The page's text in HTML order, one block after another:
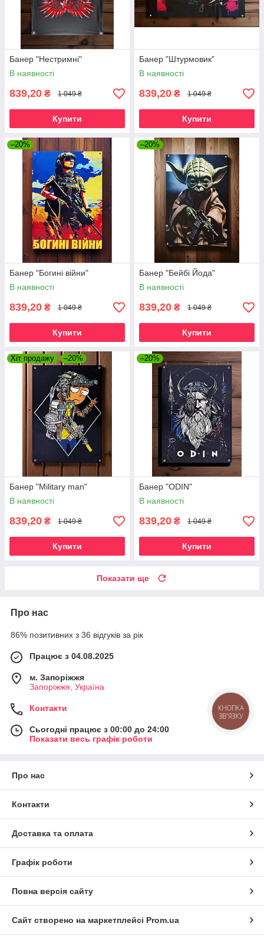
Банер "Нестримні"
В наявності
839,20 ₴ 1 049 ₴
Купити
Банер "Штурмовик"
В наявності
839,20 ₴ 1 049 ₴
Купити
–20%
Банер "Богині війни"
В наявності
839,20 ₴ 1 049 ₴
Купити
–20%
Банер "Бейбі Йода"
В наявності
839,20 ₴ 1 049 ₴
Купити
Хіт продажу –20%
Банер "Military man"
В наявності
839,20 ₴ 1 049 ₴
Купити
–20%
Банер "ODIN"
В наявності
839,20 ₴ 1 049 ₴
Купити
Показати ще
Про нас
86% позитивних з 36 відгуків за рік
Працює з 04.08.2025
м. Запоріжжя
Запоріжжя, Україна
Контакти
Сьогодні працює з 00:00 до 24:00
Показати весь графік роботи
Про нас
Контакти
Доставка та оплата
Графік роботи
Повна версія сайту
Сайт створено на маркетплейсі Prom.ua
КНОПКА
ЗВ'ЯЗКУ